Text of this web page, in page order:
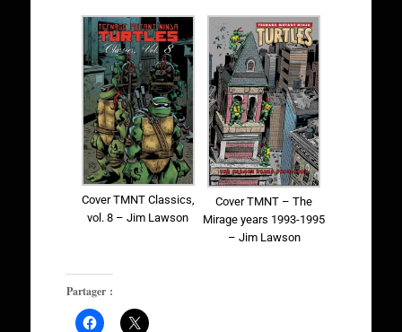
Cover TMNT Classics,
vol. 8 – Jim Lawson
Cover TMNT – The
Mirage years 1993-1995
– Jim Lawson
Partager :